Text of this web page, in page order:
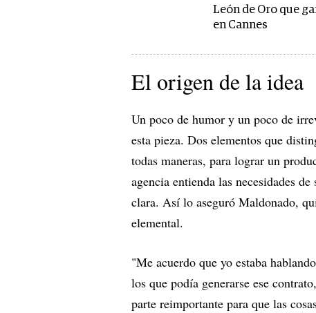
León de Oro que
en Cannes
El origen de la idea
Un poco de humor y un poco de
esta pieza. Dos elementos que
todas maneras, para lograr un
agencia entienda las necesidades
clara. Así lo aseguró Maldonado,
elemental.
"Me acuerdo que yo estaba
los que podía generarse ese
parte reimportante para que las